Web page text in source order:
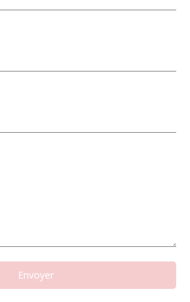
Envoyer